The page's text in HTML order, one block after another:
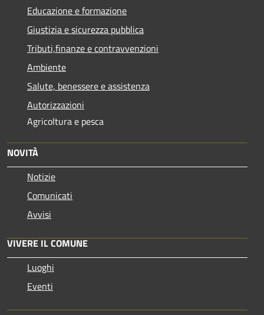
Educazione e formazione
Giustizia e sicurezza pubblica
Tributi,finanze e contravvenzioni
Ambiente
Salute, benessere e assistenza
Autorizzazioni
Agricoltura e pesca
NOVITÀ
Notizie
Comunicati
Avvisi
VIVERE IL COMUNE
Luoghi
Eventi